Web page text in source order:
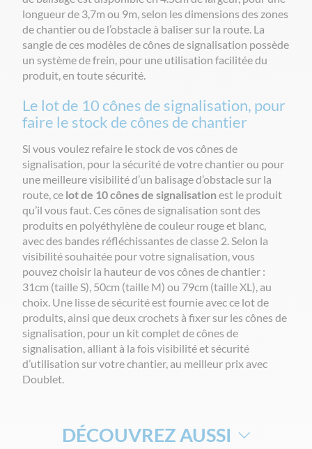
longueur de 3,7m ou 9m, selon les dimensions des zones
de chantier ou de l’obstacle à baliser sur la route. La
sangle de ces modèles de cônes de signalisation possède
un système de frein, pour une utilisation facilitée du
produit, en toute sécurité.
Le lot de 10 cônes de signalisation, pour
faire le stock de cônes de chantier
Si vous voulez refaire le stock de vos cônes de
signalisation, pour la sécurité de votre chantier ou pour
une meilleure visibilité d’un balisage d’obstacle sur la
route, ce lot de 10 cônes de signalisation est le produit
qu’il vous faut. Ces cônes de signalisation sont des
produits en polyéthylène de couleur rouge et blanc,
avec des bandes réfléchissantes de classe 2. Selon la
visibilité souhaitée pour votre signalisation, vous
pouvez choisir la hauteur de vos cônes de chantier :
31cm (taille S), 50cm (taille M) ou 79cm (taille XL), au
choix. Une lisse de sécurité est fournie avec ce lot de
produits, ainsi que deux crochets à fixer sur les cônes de
signalisation, pour un kit complet de cônes de
signalisation, alliant à la fois visibilité et sécurité
d’utilisation sur votre chantier, au meilleur prix avec
Doublet.
DÉCOUVREZ AUSSI